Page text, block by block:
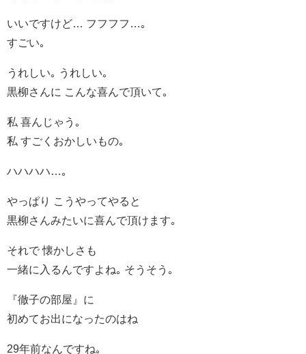
いいですけど… フフフフ…｡
すごい｡
うれしい｡ うれしい｡
黒柳さんに こんな喜んで頂いて｡
私 喜んじゃう｡
私 すごくおかしいもの｡
ハハハハ…｡
やっぱり こうやってやると
黒柳さんみたいに喜んで頂けます｡
それで 懐かしさも
一緒に入るんですよね｡ そうそう｡
『徹子の部屋』に
初めてお出になったのはね
29年前なんですね｡